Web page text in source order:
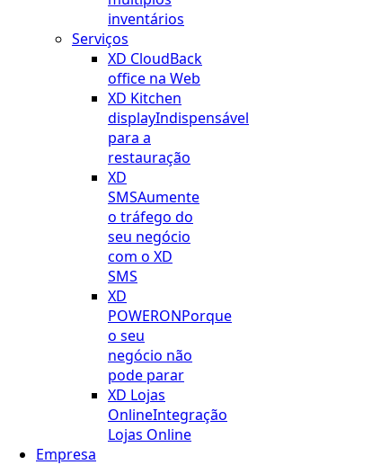
inventários
Serviços
XD CloudBack
office na Web
XD Kitchen
displayIndispensável
para a
restauração
XD
SMSAumente
o tráfego do
seu negócio
com o XD
SMS
XD
POWERONPorque
o seu
negócio não
pode parar
XD Lojas
OnlineIntegração
Lojas Online
Empresa